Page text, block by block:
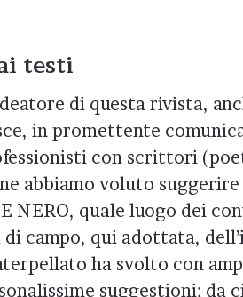
testi
di questa rivista,
in promettente
con scrittori
abbiamo voluto
NERO, quale luogo dei
campo, qui adottata,
ha svolto con
suggestioni; da